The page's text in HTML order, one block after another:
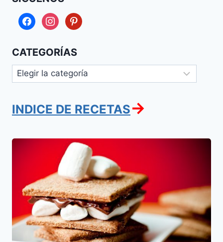
facebookinstagrampinterest
CATEGORÍAS
Categorías
INDICE DE RECETAS→
S’more
Omer